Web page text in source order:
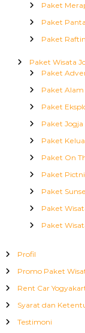
Paket
Paket
Paket
Paket Wisata
Paket
Paket Alam
Paket
Paket
Paket
Paket On
Paket
Paket
Paket
Paket
Profil
Promo Paket
Rent Car
Syarat dan
Testimoni